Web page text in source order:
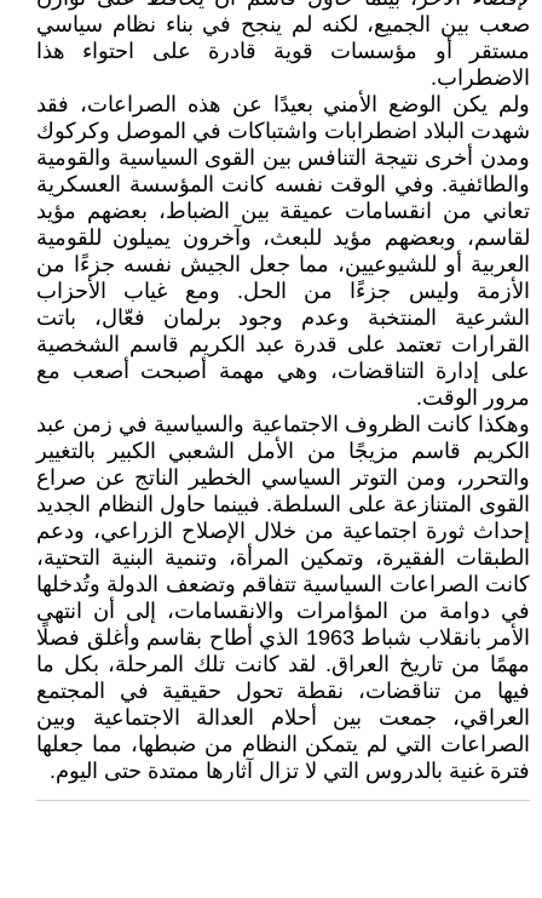
صعب بين الجميع، لكنه لم ينجح في بناء نظام سياسي
مستقر أو مؤسسات قوية قادرة على احتواء هذا
الاضطراب.
ولم يكن الوضع الأمني بعيدًا عن هذه الصراعات، فقد
شهدت البلاد اضطرابات واشتباكات في الموصل وكركوك
ومدن أخرى نتيجة التنافس بين القوى السياسية والقومية
والطائفية. وفي الوقت نفسه كانت المؤسسة العسكرية
تعاني من انقسامات عميقة بين الضباط، بعضهم مؤيد
لقاسم، وبعضهم مؤيد للبعث، وآخرون يميلون للقومية
العربية أو للشيوعيين، مما جعل الجيش نفسه جزءًا من
الأزمة وليس جزءًا من الحل. ومع غياب الأحزاب
الشرعية المنتخبة وعدم وجود برلمان فعّال، باتت
القرارات تعتمد على قدرة عبد الكريم قاسم الشخصية
على إدارة التناقضات، وهي مهمة أصبحت أصعب مع
مرور الوقت.
وهكذا كانت الظروف الاجتماعية والسياسية في زمن عبد
الكريم قاسم مزيجًا من الأمل الشعبي الكبير بالتغيير
والتحرر، ومن التوتر السياسي الخطير الناتج عن صراع
القوى المتنازعة على السلطة. فبينما حاول النظام الجديد
إحداث ثورة اجتماعية من خلال الإصلاح الزراعي، ودعم
الطبقات الفقيرة، وتمكين المرأة، وتنمية البنية التحتية،
كانت الصراعات السياسية تتفاقم وتضعف الدولة وتُدخلها
في دوامة من المؤامرات والانقسامات، إلى أن انتهى
الأمر بانقلاب شباط 1963 الذي أطاح بقاسم وأغلق فصلًا
مهمًا من تاريخ العراق. لقد كانت تلك المرحلة، بكل ما
فيها من تناقضات، نقطة تحول حقيقية في المجتمع
العراقي، جمعت بين أحلام العدالة الاجتماعية وبين
الصراعات التي لم يتمكن النظام من ضبطها، مما جعلها
فترة غنية بالدروس التي لا تزال آثارها ممتدة حتى اليوم.